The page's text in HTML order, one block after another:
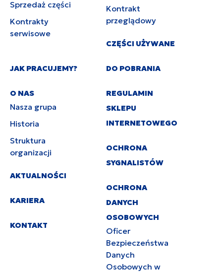
Sprzedaż części
Kontrakty
serwisowe
Kontrakt
przeglądowy
CZĘŚCI UŻYWANE
JAK PRACUJEMY?
O NAS
Nasza grupa
Historia
Struktura
organizacji
AKTUALNOŚCI
KARIERA
KONTAKT
DO POBRANIA
REGULAMIN
SKLEPU
INTERNETOWEGO
OCHRONA
SYGNALISTÓW
OCHRONA
DANYCH
OSOBOWYCH
Oficer
Bezpieczeństwa
Danych
Osobowych w